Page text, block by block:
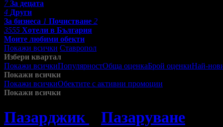
7 За децата
4 Други
За бизнеса 1 Почистване 2
3555 Хотели в България
Моите любими обекти
Покажи всички Ставропол
Избери квартал
Покажи всичкиПопулярностОбща оценкаБрой оценкиНай-
Покажи всички
Покажи всичкиОбектите с активни промоции
Покажи всички
Пазарджик Пазаруване